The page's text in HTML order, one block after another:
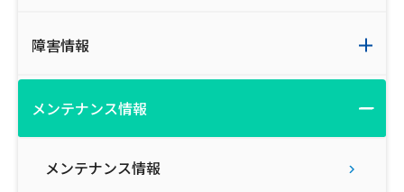
障害情報
メンテナンス情報
メンテナンス情報